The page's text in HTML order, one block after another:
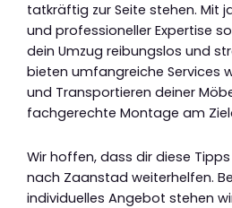
tatkräftig zur Seite stehen. Mit
und professioneller Expertise
dein Umzug reibungslos und
bieten umfangreiche Services
und Transportieren deiner
fachgerechte Montage am
Wir hoffen, dass dir diese
nach Zaanstad weiterhelfen.
individuelles Angebot stehen